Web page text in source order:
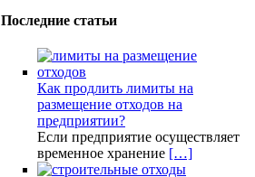
Последние статьи
Как продлить лимиты на
размещение отходов на
предприятии?
Если предприятие осуществляет
временное хранение […]